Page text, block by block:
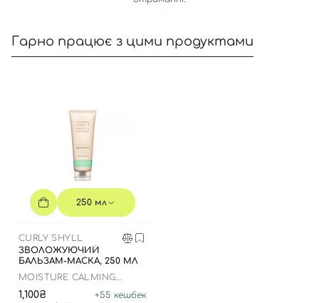
Гарно працює з цими продуктами
250 мл
CURLY SHYLL
ЗВОЛОЖУЮЧИЙ
БАЛЬЗАМ-МАСКА, 250 МЛ
MOISTURE CALMING
1,100₴ +55 кешбек
Вхід
Номер телефону
приймаєте умови
Угоди користувача